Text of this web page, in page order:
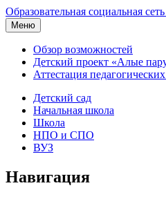
Образовательная социальная сеть
Меню
Обзор возможностей
Детский проект «Алые
Аттестация
Детский сад
Начальная школа
Школа
НПО и СПО
ВУЗ
Навигация